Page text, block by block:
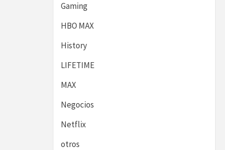
Gaming
HBO MAX
History
LIFETIME
MAX
Negocios
Netflix
otros